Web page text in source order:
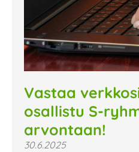
Vastaa
osallistu S-
arvontaan!
30.6.2025